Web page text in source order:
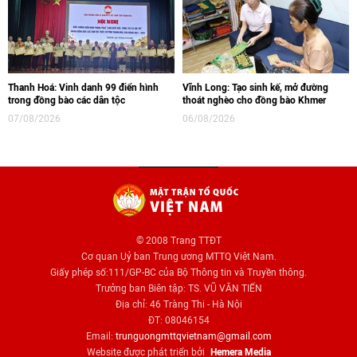
Thanh Hoá: Vinh danh 99 điển hình
trong đồng bào các dân tộc
07/08/2026
Vĩnh Long: Tạo sinh kế, mở đường
thoát nghèo cho đồng bào Khmer
06/08/2026
© 2008 Trang TTĐT
Cơ quan Uỷ ban Trung ương MTTQ Việt Nam.
Giấy phép số:111/GP-BC của Bộ Thông tin và Truyền thông.
Trưởng ban Biên tập: TS. VŨ VĂN TIẾN
Địa chỉ: 46 Tràng Thi - Hà Nội
ĐT: 08046154
Email: trunguongmttqvietnam@gmail.com
Website được phát triển bởi Hemera Media